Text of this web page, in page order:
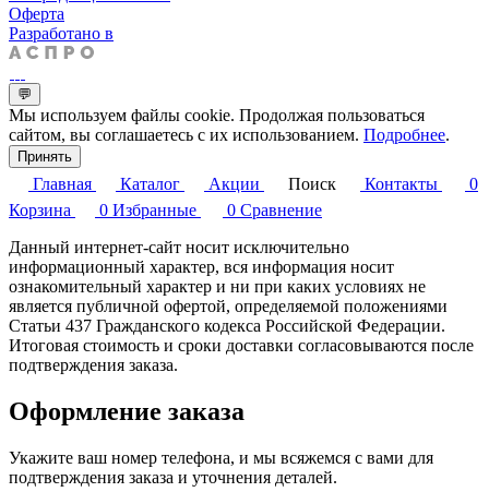
Оферта
Разработано в
💬
Мы используем файлы cookie. Продолжая пользоваться
сайтом, вы соглашаетесь с их использованием. Подробнее.
Принять
Главная Каталог Акции Поиск Контакты
0
Корзина
0 Избранные 0 Сравнение
Данный интернет-сайт носит исключительно
информационный характер, вся информация носит
ознакомительный характер и ни при каких условиях не
является публичной офертой, определяемой положениями
Статьи 437 Гражданского кодекса Российской Федерации.
Итоговая стоимость и сроки доставки согласовываются после
подтверждения заказа.
Оформление заказа
Укажите ваш номер телефона, и мы всяжемся с вами для
подтверждения заказа и уточнения деталей.